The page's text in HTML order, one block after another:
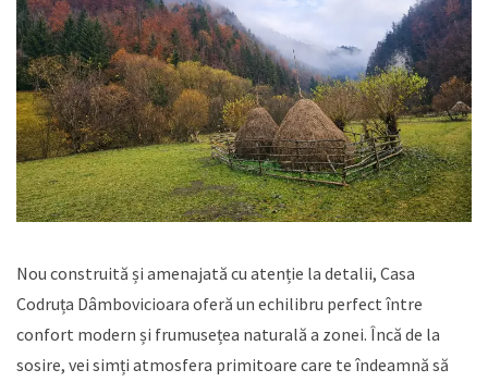
Nou construită și amenajată cu atenție la detalii, Casa
Codruța Dâmbovicioara oferă un echilibru perfect între
confort modern și frumusețea naturală a zonei. Încă de la
sosire, vei simți atmosfera primitoare care te îndeamnă să